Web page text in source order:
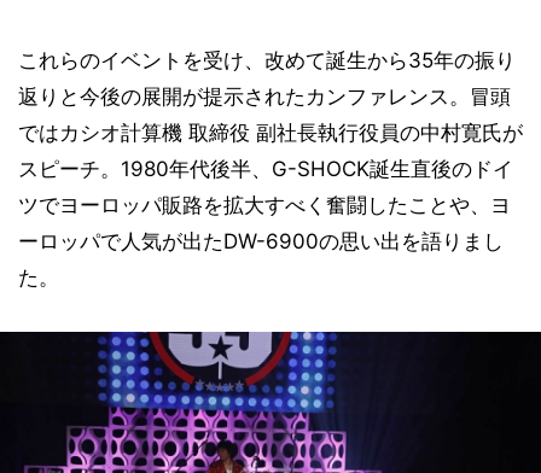
これらのイベントを受け、改めて誕生から35年の振り
返りと今後の展開が提示されたカンファレンス。冒頭
ではカシオ計算機 取締役 副社長執行役員の中村寛氏が
スピーチ。1980年代後半、G-SHOCK誕生直後のドイ
ツでヨーロッパ販路を拡大すべく奮闘したことや、ヨ
ーロッパで人気が出たDW-6900の思い出を語りまし
た。